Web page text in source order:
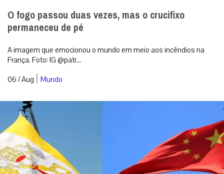
O fogo passou duas vezes, mas o crucifixo
permaneceu de pé
A imagem que emocionou o mundo em meio aos incêndios na
França. Foto: IG @patr...
06 / Aug | Mundo